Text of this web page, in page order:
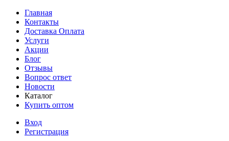
Главная
Контакты
Доставка Оплата
Услуги
Акции
Блог
Отзывы
Вопрос ответ
Новости
Каталог
Купить оптом
Вход
Регистрация